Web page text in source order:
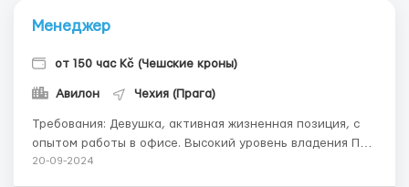
Менеджер
от 150 час Kč (Чешские кроны)
Авилон Чехия (Прага)
Требования: Девушка, активная жизненная позиция, с
опытом работы в офисе. Высокий уровень владения ПК (
Word, Exсel). Знание чешского языка приветствуется. Где
20-09-2024